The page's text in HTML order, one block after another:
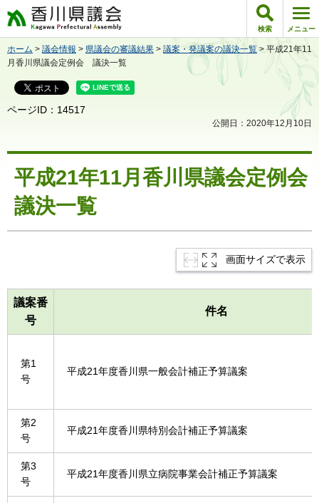
香川県議会 検索 メニュー
ホーム > 議会情報 > 県議会の審議結果 > 議案・発議案の議決一覧 > 平成21年11
月香川県議会定例会 議決一覧
ページID：14517
公開日：2020年12月10日
平成21年11月香川県議会定例会
議決一覧
画面サイズで表示
議案番
号
件名
第1
号
平成21年度香川県一般会計補正予算議案
第2
号
平成21年度香川県特別会計補正予算議案
第3
号
平成21年度香川県立病院事業会計補正予算議案